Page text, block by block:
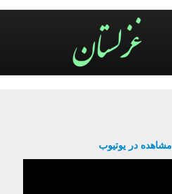
مشاهده در یوتیوب